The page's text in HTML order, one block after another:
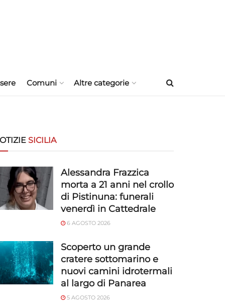
Comuni Altre categorie
SICILIA
Alessandra Frazzica
morta a 21 anni nel crollo
di Pistinuna: funerali
venerdì in Cattedrale
6 AGOSTO 2026
Scoperto un grande
cratere sottomarino e
nuovi camini idrotermali
al largo di Panarea
5 AGOSTO 2026